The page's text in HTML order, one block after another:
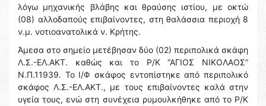
λόγω μηχανικής βλάβης και θραύσης ιστίου, με οκτώ
(08) αλλοδαπούς επιβαίνοντες, στη θαλάσσια περιοχή 8
ν.μ. νοτιοανατολικά ν. Κρήτης.
Άμεσα στο σημείο μετέβησαν δύο (02) περιπολικά σκάφη
Λ.Σ.-ΕΛ.ΑΚΤ. καθώς και το Ρ/Κ “ΑΓΙΟΣ ΝΙΚΟΛΑΟΣ”
Ν.Π.11939. Το Ι/Φ σκάφος εντοπίστηκε από περιπολικό
σκάφος Λ.Σ.-ΕΛ.ΑΚΤ., με τους επιβαίνοντες καλά στην
υγεία τους, ενώ στη συνέχεια ρυμουλκήθηκε από το Ρ/Κ